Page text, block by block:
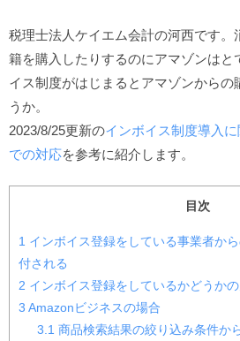
税理士法人ケイエム会計の河西です。
籍を購入したりするのにアマゾンはと
イス制度がはじまるとアマゾンからの
うか。
2023/8/25更新のインボイス制度導入
での対応を参考に紹介します。
目次
1 インボイス登録をしている事業者か
付される
2 インボイス登録をしているかどうか
3 Amazonビジネスの場合
3.1 商品検索結果の絞り込み条件か